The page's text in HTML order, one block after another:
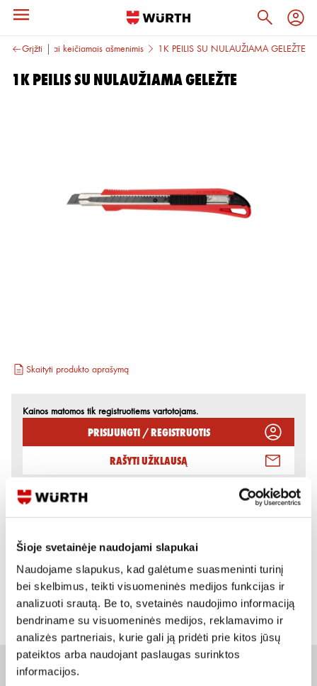
Šioje svetainėje naudojami slapukai
Naudojame slapukus, kad galėtume suasmeninti turinį
bei skelbimus, teikti visuomeninės medijos funkcijas ir
analizuoti srautą. Be to, svetainės naudojimo informaciją
bendriname su visuomeninės medijos, reklamavimo ir
analizės partneriais, kurie gali ją pridėti prie kitos jūsų
pateiktos arba naudojant paslaugas surinktos
informacijos.
GrįžtiPeiliai keičiamais ašmenimis 1K PEILIS SU NULAUŽIAMA GELEŽTE
1K PEILIS SU NULAUŽIAMA GELEŽTE
Skaityti produkto aprašymą
Kainos matomos tik registruotiems vartotojams.
Prisijungti / Registruotis
Rašyti užklausą
Skambinti:
+370 694 91387
Variantai